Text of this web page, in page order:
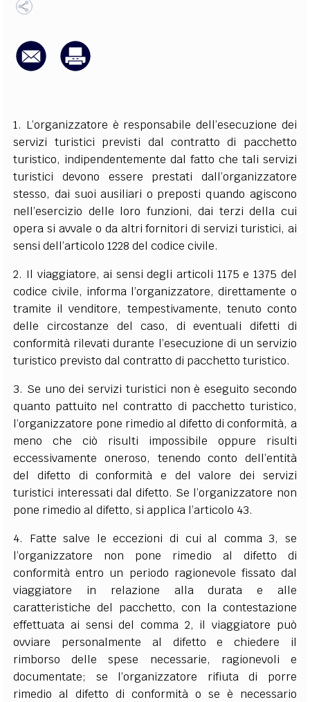
1. L’organizzatore è responsabile dell’esecuzione dei
servizi turistici previsti dal contratto di pacchetto
turistico, indipendentemente dal fatto che tali servizi
turistici devono essere prestati dall’organizzatore
stesso, dai suoi ausiliari o preposti quando agiscono
nell’esercizio delle loro funzioni, dai terzi della cui
opera si avvale o da altri fornitori di servizi turistici, ai
sensi dell’articolo 1228 del codice civile.
2. Il viaggiatore, ai sensi degliarticoli 1175 e 1375 del
codice civile, informa l’organizzatore, direttamente o
tramite il venditore, tempestivamente, tenuto conto
delle circostanze del caso, di eventuali difetti di
conformità rilevati durante l’esecuzione di un servizio
turistico previsto dal contratto di pacchetto turistico.
3. Se uno dei servizi turistici non è eseguito secondo
quanto pattuito nel contratto di pacchetto turistico,
l’organizzatore pone rimedio al difetto di conformità, a
meno che ciò risulti impossibile oppure risulti
eccessivamente oneroso, tenendo conto dell’entità
del difetto di conformità e del valore dei servizi
turistici interessati dal difetto. Se l’organizzatore non
pone rimedio al difetto, si applica l’articolo 43.
4. Fatte salve le eccezioni di cui al comma 3, se
l’organizzatore non pone rimedio al difetto di
conformità entro un periodo ragionevole fissato dal
viaggiatore in relazione alla durata e alle
caratteristiche del pacchetto, con la contestazione
effettuata ai sensi del comma 2, il viaggiatore può
ovviare personalmente al difetto e chiedere il
rimborso delle spese necessarie, ragionevoli e
documentate; se l’organizzatore rifiuta di porre
rimedio al difetto di conformità o se è necessario